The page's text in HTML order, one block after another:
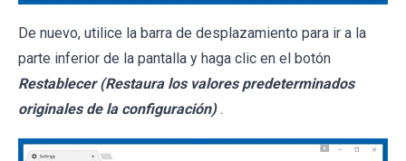
De nuevo, utilice la barra de desplazamiento para ir a la
parte inferior de la pantalla y haga clic en el botón
Restablecer (Restaura los valores predeterminados
originales de la configuración) .